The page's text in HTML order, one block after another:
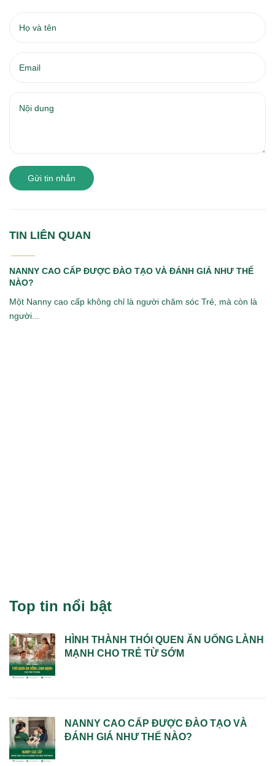
Gửi tin nhắn
TIN LIÊN QUAN
21/07
NANNY CAO CẤP ĐƯỢC ĐÀO TẠO VÀ ĐÁNH GIÁ NHƯ THẾ
NÀO?
Một Nanny cao cấp không chỉ là người chăm sóc Trẻ, mà còn là
người...
Top tin nổi bật
HÌNH THÀNH THÓI QUEN ĂN UỐNG LÀNH
MẠNH CHO TRẺ TỪ SỚM
NANNY CAO CẤP ĐƯỢC ĐÀO TẠO VÀ
ĐÁNH GIÁ NHƯ THẾ NÀO?